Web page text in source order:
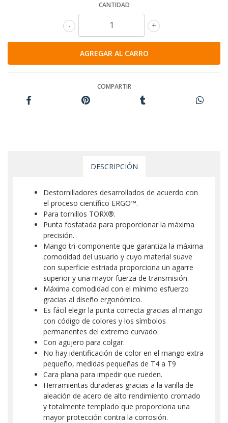
CANTIDAD
+
-
COMPARTIR
DESCRIPCIÓN
Destornilladores desarrollados de acuerdo con
el proceso científico ERGO™.
Para tornillos TORX®.
Punta fosfatada para proporcionar la máxima
precisión.
Mango tri-componente que garantiza la máxima
comodidad del usuario y cuyo material suave
con superficie estriada proporciona un agarre
superior y una mayor fuerza de transmisión.
Máxima comodidad con el mínimo esfuerzo
gracias al diseño ergonómico.
Es fácil elegir la punta correcta gracias al mango
con código de colores y los símbolos
permanentes del extremo curvado.
Con agujero para colgar.
No hay identificación de color en el mango extra
pequeño, medidas pequeñas de T4 a T9
Cara plana para impedir que rueden.
Herramientas duraderas gracias a la varilla de
aleación de acero de alto rendimiento cromado
y totalmente templado que proporciona una
mayor protección contra la corrosión.